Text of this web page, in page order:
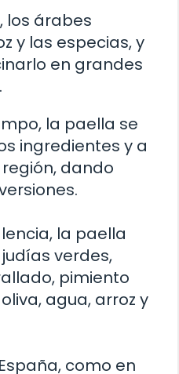
los árabes
y las especias, y
en grandes
la paella se
ingredientes y a
dando
la paella
verdes,
pimiento
agua, arroz y
como en